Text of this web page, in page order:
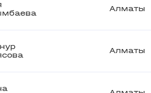
Алматы
Алматы